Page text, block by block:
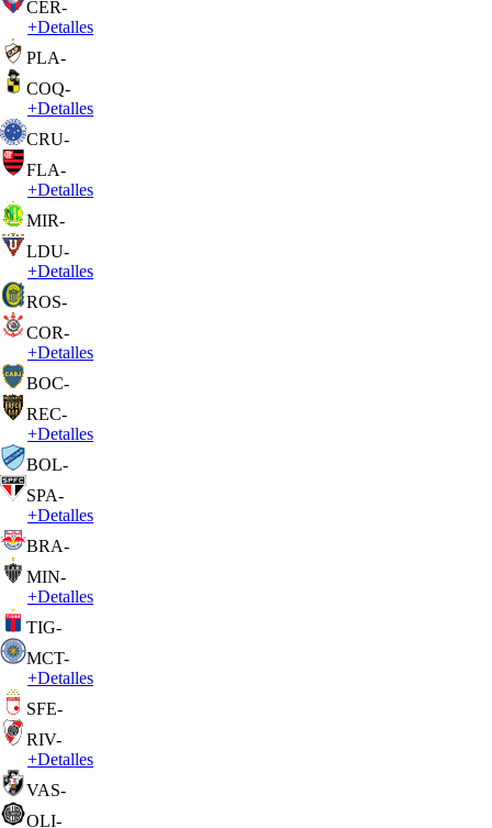
CER-
+Detalles
PLA-
COQ-
+Detalles
CRU-
FLA-
+Detalles
MIR-
LDU-
+Detalles
ROS-
COR-
+Detalles
BOC-
REC-
+Detalles
BOL-
SPA-
+Detalles
BRA-
MIN-
+Detalles
TIG-
MCT-
+Detalles
SFE-
RIV-
+Detalles
VAS-
OLI-